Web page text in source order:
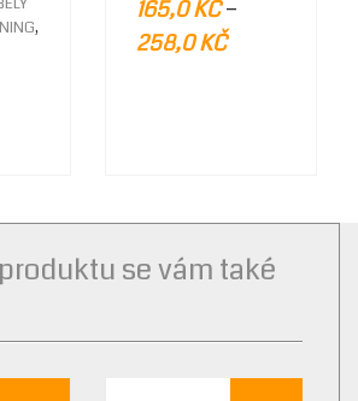
,
KČ.
165,0KČ–
258,0KČ
se vám také